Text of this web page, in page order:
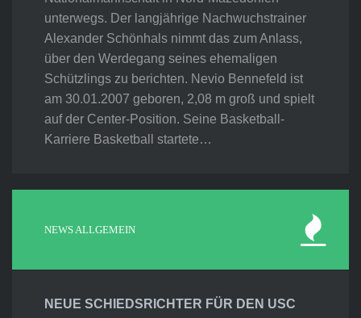
unterwegs. Der langjährige Nachwuchstrainer
Alexander Schönhals nimmt das zum Anlass,
über den Werdegang seines ehemaligen
Schützlings zu berichten. Nevio Bennefeld ist
am 30.01.2007 geboren, 2,08 m groß und spielt
auf der Center-Position. Seine Basketball-
Karriere Basketball startete…
NEWS ALLGEMEIN
NEUE SCHIEDSRICHTER FÜR DEN USC